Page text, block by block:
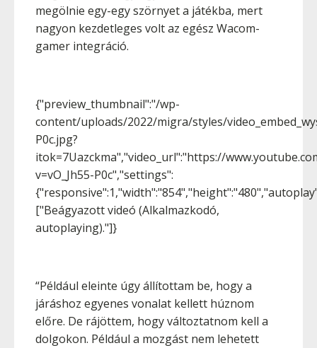
megölnie egy-egy szörnyet a játékba, mert
nagyon kezdetleges volt az egész Wacom-
gamer integráció.
{"preview_thumbnail":"/wp-
content/uploads/2022/migra/styles/
P0c.jpg?
itok=7Uazckma","video_url":"https://
v=vO_Jh55-P0c","settings":
["Beágyazott videó (Alkalmazkodó,
autoplaying)."]}
“Például eleinte úgy állítottam be, hogy a
járáshoz egyenes vonalat kellett húznom
előre. De rájöttem, hogy változtatnom kell a
dolgokon. Például a mozgást nem lehetett